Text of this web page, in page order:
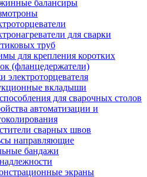
балансиры
для сварки
труб
для крепления коротких
(фланцедержатели)
электроторцевателя
вкладыши
для сварочных столов
автоматизации и
сварных швов
направляющие
бандажи
экраны